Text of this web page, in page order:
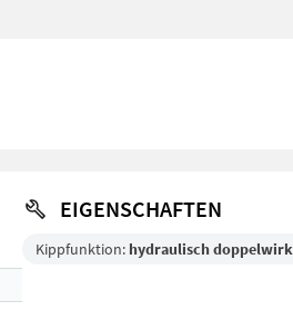
EIGENSCHAFTEN
Kippfunktion: hydraulisch